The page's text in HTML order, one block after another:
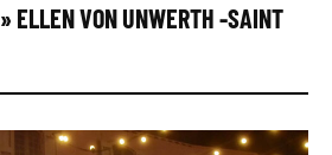
ELLEN VON UNWERTH -SAINT